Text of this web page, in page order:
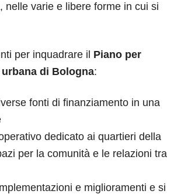
nelle varie e libere forme in cui si
per inquadrare il Piano per
urbana di Bologna:
fonti di finanziamento in una
dedicato ai quartieri della
per la comunità e le relazioni tra
e miglioramenti e si